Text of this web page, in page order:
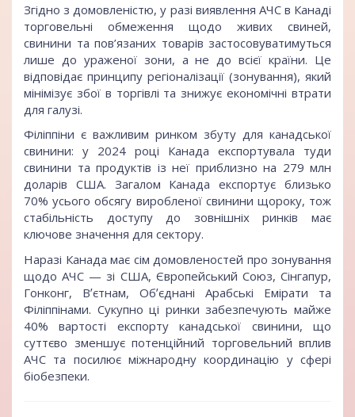
Згідно з домовленістю, у разі виявлення АЧС в Канаді
торговельні обмеження щодо живих свиней,
свинини та пов’язаних товарів застосовуватимуться
лише до ураженої зони, а не до всієї країни. Це
відповідає принципу регіоналізації (зонування), який
мінімізує збої в торгівлі та знижує економічні втрати
для галузі.
Філіппіни є важливим ринком збуту для канадської
свинини: у 2024 році Канада експортувала туди
свинини та продуктів із неї приблизно на 279 млн
доларів США. Загалом Канада експортує близько
70% усього обсягу виробленої свинини щороку, тож
стабільність доступу до зовнішніх ринків має
ключове значення для сектору.
Наразі Канада має сім домовленостей про зонування
щодо АЧС — зі США, Європейський Союз, Сінгапур,
Гонконг, Вʼєтнам, Обʼєднані Арабські Емірати та
Філіппінами. Сукупно ці ринки забезпечують майже
40% вартості експорту канадської свинини, що
суттєво зменшує потенційний торговельний вплив
АЧС та посилює міжнародну координацію у сфері
біобезпеки.